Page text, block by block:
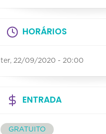
HORÁRIOS
ter, 22/09/2020 - 20:00
ENTRADA
GRATUITO